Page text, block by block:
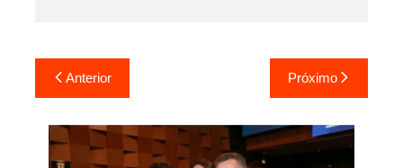
Navegação
de
Post
Anterior Próximo